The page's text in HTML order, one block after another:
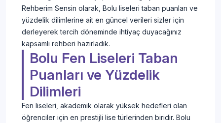
Rehberim Sensin olarak, Bolu liseleri taban puanları ve
yüzdelik dilimlerine ait en güncel verileri sizler için
derleyerek tercih döneminde ihtiyaç duyacağınız
kapsamlı rehberi hazırladık.
Bolu Fen Liseleri Taban
Puanları ve Yüzdelik
Dilimleri
Fen liseleri, akademik olarak yüksek hedefleri olan
öğrenciler için en prestijli lise türlerinden biridir. Bolu